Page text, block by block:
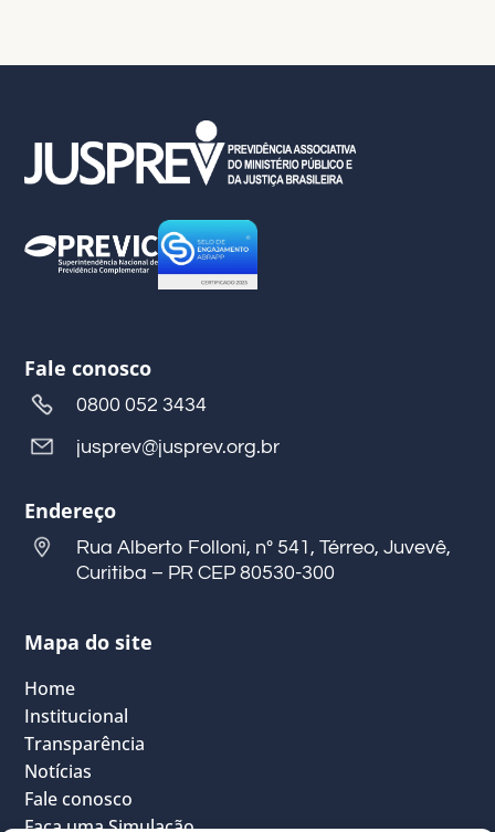
Fale conosco
0800 052 3434
jusprev@jusprev.org.br
Endereço
Rua Alberto Folloni, nº 541, Térreo, Juvevê,
Curitiba – PR CEP 80530-300
Mapa do site
Home
Institucional
Transparência
Notícias
Fale conosco
Faça uma Simulação